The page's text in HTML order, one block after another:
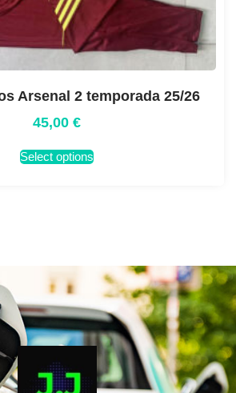
Arsenal 2 temporada 25/26
45,00 €
Select options